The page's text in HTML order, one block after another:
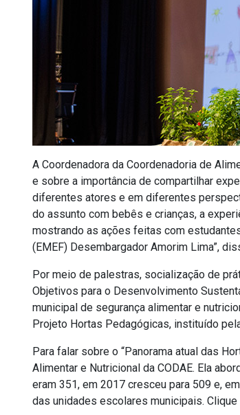
A Coordenadora da Coordenadoria de
e sobre a importância de compartilhar
diferentes atores e em diferentes
do assunto com bebês e crianças, a
mostrando as ações feitas com
(EMEF) Desembargador Amorim Lima”,
Por meio de palestras, socialização de
Objetivos para o Desenvolvimento
municipal de segurança alimentar e
Projeto Hortas Pedagógicas, instituído
Para falar sobre o “Panorama atual das
Alimentar e Nutricional da CODAE. Ela
eram 351, em 2017 cresceu para 509 e,
das unidades escolares municipais. Clique